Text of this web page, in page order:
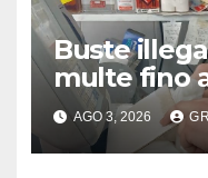
Buste
multe fino
AGO 3, 2026